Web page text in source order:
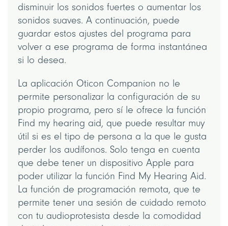
disminuir los sonidos fuertes o aumentar los
sonidos suaves. A continuación, puede
guardar estos ajustes del programa para
volver a ese programa de forma instantánea
si lo desea.
La aplicación Oticon Companion no le
permite personalizar la configuración de su
propio programa, pero sí le ofrece la función
Find my hearing aid, que puede resultar muy
útil si es el tipo de persona a la que le gusta
perder los audífonos. Solo tenga en cuenta
que debe tener un dispositivo Apple para
poder utilizar la función Find My Hearing Aid.
La función de programación remota, que te
permite tener una sesión de cuidado remoto
con tu audioprotesista desde la comodidad